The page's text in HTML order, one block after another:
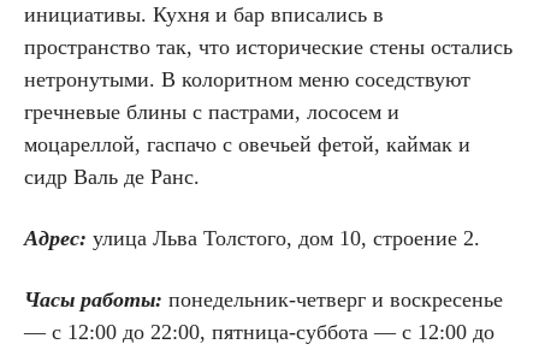
инициативы. Кухня и бар вписались в
пространство так, что исторические стены остались
нетронутыми. В колоритном меню соседствуют
гречневые блины с пастрами, лососем и
моцареллой, гаспачо с овечьей фетой, каймак и
сидр Валь де Ранс.
Адрес: улица Льва Толстого, дом 10, строение 2.
Часы работы: понедельник-четверг и воскресенье
— с 12:00 до 22:00, пятница-суббота — с 12:00 до